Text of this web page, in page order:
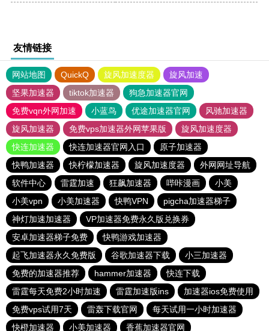
友情链接
网站地图 QuickQ 旋风加速度器
旋风加速
坚果加速器
tiktok加速器
狗急加速器官网
免费vqn外网加速
小蓝鸟 优途加速器官网
风驰加速器
旋风加速器
免费vps加速器外网苹果版
旋风加速度器
快连加速器
快连加速器官网入口
原子加速器
快鸭加速器
快柠檬加速器 旋风加速度器
外网网址导航
软件中心
雷霆加速 狂飙加速器 哔咔漫画
小美
小美vpn
小美加速器 快鸭VPN
pigcha加速器梯子
神灯加速加速器
VP加速器免费永久版兑换券
安卓加速器梯子免费
快鸭游戏加速器
起飞加速器永久免费版
谷歌加速器下载
小三加速器
免费的加速器推荐
hammer加速器
快连下载
雷霆每天免费2小时加速
雷霆加速版ins
加速器ios免费使用
免费vps试用7天
雷轰下载官网
每天试用一小时加速器
快橙加速器
小美加速器 香蕉加速器官网